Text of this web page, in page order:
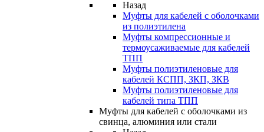
Назад
Муфты для кабелей с оболочками
из полиэтилена
Муфты компрессионные и
термоусаживаемые для кабелей
ТПП
Муфты полиэтиленовые для
кабелей КСПП, ЗКП, ЗКВ
Муфты полиэтиленовые для
кабелей типа ТПП
Муфты для кабелей с оболочками из
свинца, алюминия или стали